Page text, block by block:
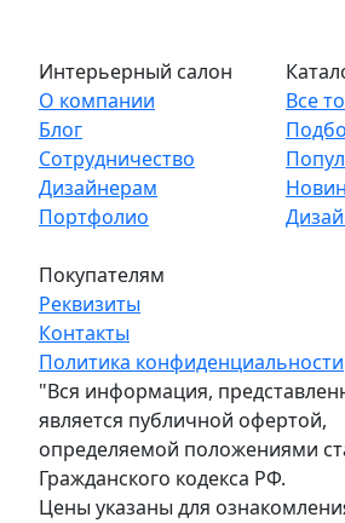
Интерьерный салон
О компании
Блог
Сотрудничество
Дизайнерам
Портфолио
Все
Покупателям
Реквизиты
Контакты
Политика конфиденциальности
"Вся информация,
является публичной офертой,
определяемой положениями
Гражданского кодекса РФ.
Цены указаны для